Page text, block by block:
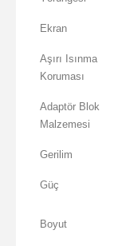
Ekran
Aşırı Isınma
Koruması
Adaptör Blok
Malzemesi
Gerilim
Güç
Boyut